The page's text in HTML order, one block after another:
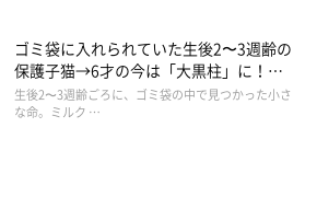
ゴミ袋に入れられていた生後2〜3週齢の
保護子猫→6才の今は「大黒柱」に！
美しい黒猫に成長した姿にグッとくる
生後2〜3週齢ごろに、ゴミ袋の中で見つかった小さ
な命。ミルク …